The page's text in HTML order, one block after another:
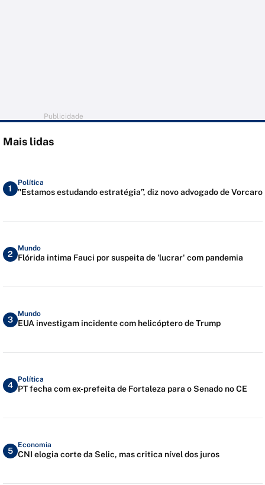
Publicidade
Mais lidas
1
Política
"Estamos estudando estratégia”, diz novo advogado de Vorcaro
2
Mundo
Flórida intima Fauci por suspeita de 'lucrar' com pandemia
3
Mundo
EUA investigam incidente com helicóptero de Trump
4
Política
PT fecha com ex-prefeita de Fortaleza para o Senado no CE
5
Economia
CNI elogia corte da Selic, mas critica nível dos juros